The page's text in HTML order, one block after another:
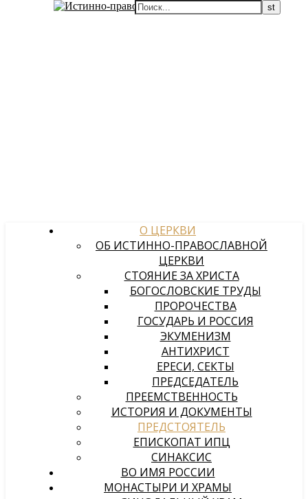
О ЦЕРКВИ
ОБ ИСТИННО-ПРАВОСЛАВНОЙ
ЦЕРКВИ
СТОЯНИЕ ЗА ХРИСТА
БОГОСЛОВСКИЕ ТРУДЫ
ПРОРОЧЕСТВА
ГОСУДАРЬ И РОССИЯ
ЭКУМЕНИЗМ
АНТИХРИСТ
ЕРЕСИ, СЕКТЫ
ПРЕДСЕДАТЕЛЬ
ПРЕЕМСТВЕННОСТЬ
ИСТОРИЯ И ДОКУМЕНТЫ
ПРЕДСТОЯТЕЛЬ
ЕПИСКОПАТ ИПЦ
СИНАКСИС
ВО ИМЯ РОССИИ
МОНАСТЫРИ И ХРАМЫ